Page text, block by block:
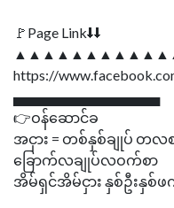
🚩Page Link⬇⬇
https://
▄▄▄▄▄▄▄▄▄▄▄▄▄▄▄
👉ဝန်ဆောင်ခ
အငှား = တစ်နှစ်ချုပ် တလ
ခြောက်လချုပ်လဝက်စာ
အိမ်ရှင်အိမ်ငှား နှစ်ဦးနှစ်